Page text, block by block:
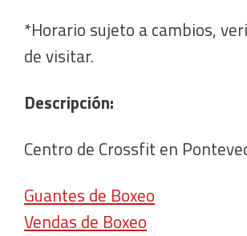
*Horario sujeto a cambios,
de visitar.
Descripción:
Centro de Crossfit en
Guantes de Boxeo
Vendas de Boxeo